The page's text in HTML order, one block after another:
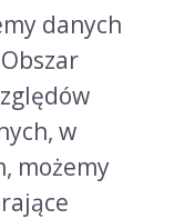
danych
w
możemy